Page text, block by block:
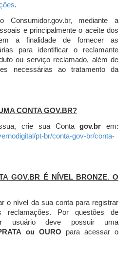
.
Consumidor.gov.br, mediante a
e principalmente o aceite dos
a finalidade de fornecer as
para identificar o reclamante
ou serviço reclamado, além de
necessárias ao tratamento da
CONTA GOV.BR?
crie sua Contagov.br em:
pt-br/conta-gov-br/conta-
GOV.BR É NÍVEL BRONZE. O
o nível da sua conta para registrar
reclamações. Por questões de
usuário deve possuir uma
ou OURO para acessar o